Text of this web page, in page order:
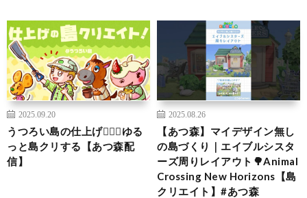
2025.09.20
うつろい島の仕上げ👷‍♀️✨ゆる
っと島クリする【あつ森配
信】
2025.08.26
【あつ森】マイデザイン無し
の島づくり｜エイブルシスタ
ーズ周りレイアウト🌳Animal
Crossing New Horizons【島
クリエイト】#あつ森